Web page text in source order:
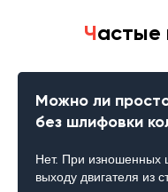
Частые
Можно ли
без шлифовки
Нет. При изношенных
выходу двигателя из